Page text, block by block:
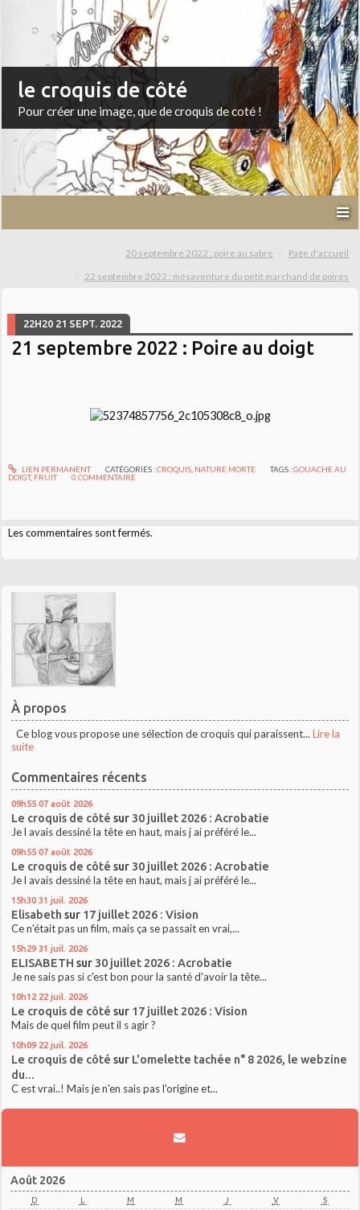
le croquis de côté
Pour créer une image, que de croquis de coté !
20 septembre 2022 : poire au sabre Page d'accueil
22 septembre 2022 : mésaventure du petit marchand de poires
22H20 21 SEPT. 2022
21 septembre 2022 : Poire au doigt
LIEN PERMANENT CATÉGORIES :CROQUIS, NATURE MORTE TAGS :GOUACHE AU
DOIGT, FRUIT 0 COMMENTAIRE
Les commentaires sont fermés.
À propos
Ce blog vous propose une sélection de croquis qui paraissent... Lire la
suite
Commentaires récents
09h55 07 août 2026
Le croquis de côté sur 30 juillet 2026 : Acrobatie
Je l avais dessiné la tête en haut, mais j ai préféré le...
09h55 07 août 2026
Le croquis de côté sur 30 juillet 2026 : Acrobatie
Je l avais dessiné la tête en haut, mais j ai préféré le...
15h30 31 juil. 2026
Elisabeth sur 17 juillet 2026 : Vision
Ce n'était pas un film, mais ça se passait en vrai,...
15h29 31 juil. 2026
ELISABETH sur 30 juillet 2026 : Acrobatie
Je ne sais pas si c'est bon pour la santé d'avoir la tête...
10h12 22 juil. 2026
Le croquis de côté sur 17 juillet 2026 : Vision
Mais de quel film peut il s agir ?
10h09 22 juil. 2026
Le croquis de côté sur L'omelette tachée n° 8 2026, le webzine
du...
C est vrai..! Mais je n'en sais pas l'origine et...
Août 2026
D L M M J V S